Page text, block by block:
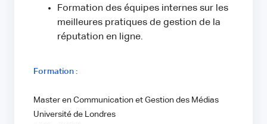
Formation des équipes internes sur les
meilleures pratiques de gestion de la
réputation en ligne.
Formation :
Master en Communication et Gestion des Médias
Université de Londres